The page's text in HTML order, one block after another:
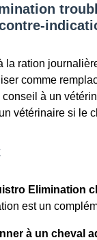
la ration
comme
conseil à un
vétérinaire si le
Elimination
est un
à un cheval